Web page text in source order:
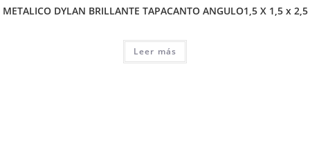
METALICO DYLAN BRILLANTE TAPACANTO ANGULO1,5 X 1,5 x 2,5
Leer más